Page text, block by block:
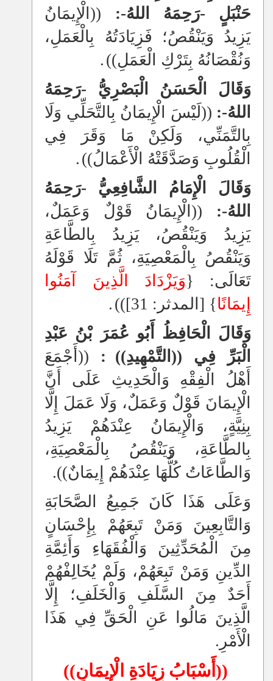
حَنْبَلٍ -رَحِمَهُ اللهُ-: ((الْإِيمَانُ
يَزِيدُ وَيَنْقُصُ؛ فَزِيَادَتُهُ بِالْعَمَلِ،
وَنُقْصَانُهُ بِتَرْكِ الْعَمَلِ)) .
وَقَالَ الْحَسَنُ الْبَصْرِيُّ -رَحِمَهُ
اللهُ-: ((لَيْسَ الْإِيمَانُ بِالتَّحَلِّي وَلَا
بِالتَّمَنِّي، وَلَكِنْ مَا وَقَرَ فِي
الْقُلُوبِ وَصَدَّقَتْهُ الْأَعْمَالُ)) .
وَقَالَ الْإِمَامُ الشَّافِعِيُّ -رَحِمَهُ
اللهُ-: ((الْإِيمَانُ قَوْلٌ وَعَمَلٌ،
يَزِيدُ وَيَنْقُصُ، يَزِيدُ بِالطَّاعَةِ
وَيَنْقُصُ بِالْمَعْصِيَةِ، ثُمَّ تَلَا قَوْلَهُ
تَعَالَى: {وَيَزْدَادَ الَّذِينَ آمَنُوا
إِيمَانًا} [المدثر: 31]))
.
وَقَالَ الْحَافِظُ أَبُو عُمَرَ بْنُ عَبْدِ
الْبَرِّ فِي ((التَّمْهِيدِ)) : ((أَجْمَعَ
أَهْلُ الْفِقْهِ وَالْحَدِيثِ عَلَى أَنَّ
الْإِيمَانَ قَوْلٌ وَعَمَلٌ، وَلَا عَمَلَ إِلَّا
بِنِيَّةٍ، وَالْإِيمَانُ عِنْدَهُمْ يَزِيدُ
بِالطَّاعَةِ، وَيَنْقُصُ بِالْمَعْصِيَةِ،
وَالطَّاعَاتُ كُلُّهَا عِنْدَهُمْ إِيمَانٌ)).
وَعَلَى هَذَا كَانَ جَمِيعُ الصَّحَابَةِ
وَالتَّابِعِينَ وَمَنْ تَبِعَهُمْ بِإِحْسَانٍ
مِنَ الْمُحَدِّثِينَ وَالْفُقَهَاءِ وَأَئِمَّةِ
الدِّينِ وَمَنْ تَبِعَهُمْ، وَلَمْ يُخَالِفْهُمْ
أَحَدٌ مِنَ السَّلَفِ وَالْخَلَفِ؛ إِلَّا
الَّذِينَ مَالُوا عَنِ الْحَقِّ فِي هَذَا
الْأَمْرِ.
((أَسْبَابُ زِيَادَةِ الْإِيمَانِ))